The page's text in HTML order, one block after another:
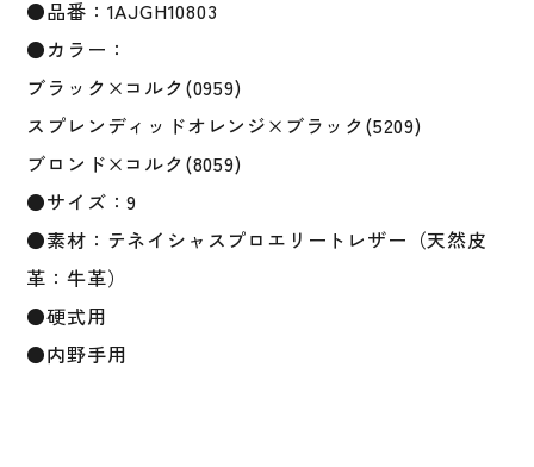
定
皮
革
テ
ネ
イ
シ
ャ
ス
プ
ロ
エ
リ
●品番：1AJGH10803
●カラー：
ブラック×コルク(0959)
スプレンディッドオレンジ×ブラック(5209)
ブロンド×コルク(8059)
●サイズ：9
●素材：テネイシャスプロエリートレザー（天然皮
革：牛革）
●硬式用
●内野手用